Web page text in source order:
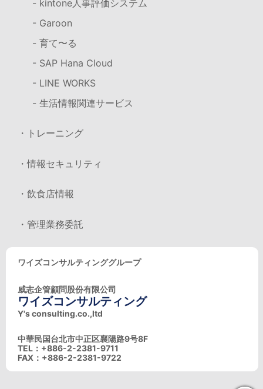
- kintone人事評価システム
- Garoon
- 育て〜る
- SAP Hana Cloud
- LINE WORKS
- 生活情報関連サービス
・トレーニング
・情報セキュリティ
・飲食店情報
・管理業務委託
ワイズコンサルティンググループ
威志企管顧問股份有限公司
ワイズコンサルティング
Y's consulting.co.,ltd
中華民国台北市中正区襄陽路9号8F
TEL：+886-2-2381-9711
FAX：+886-2-2381-9722